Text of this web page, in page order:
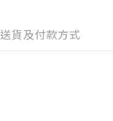
送貨及付款方式